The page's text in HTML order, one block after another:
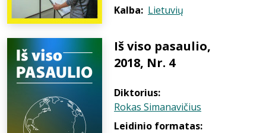
Kalba: Lietuvių
Iš viso pasaulio,
2018, Nr. 4
Diktorius:
Rokas Simanavičius
Leidinio formatas: